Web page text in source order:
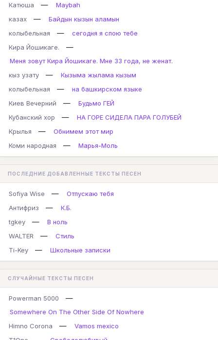
Катюша —
Maybah
казах
—
Байдын кызын аламын
колыбельная
—
сегодня я спою тебе
Кира Йошикаге.
—
Меня зовут Кира Йошикаге. Мне 33 года, не женат.
кыз узату
—
Кызыма жылама кызым
колыбельная
—
на башкирском языке
Киев Вечерний
—
Будьмо ГЕЙ
Кубанский хор
—
НА ГОРЕ СИДЕЛА ПАРА ГОЛУБЕЙ
Крылья
—
Обнимем этот мир
Коми народная
— Марья-Моль
ПОСЛЕДНИЕ ДОБАВЛЕННЫЕ ТЕКСТЫ ПЕСЕН
Sofiya Wise —
Отпускаю тебя
Антифриз
—
К.Б.
tgkey
—
В ноль
WALTER
—
Стиль
Ti-Key
— Школьные записки
СЛУЧАЙНЫЕ ТЕКСТЫ ПЕСЕН
Powerman 5000 —
Somewhere On The Other Side Of Nowhere
Himno Corona
—
Vamos mexico